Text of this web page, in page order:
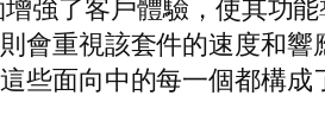
強了客戶體驗，使其功
會重視該套件的速度和
些面向中的每一個都構